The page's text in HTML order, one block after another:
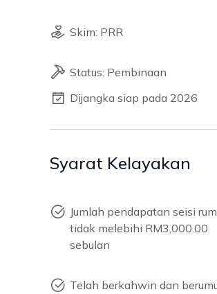
Skim: PRR
Status: Pembinaan
Dijangka siap pada 2026
Syarat Kelayakan
Jumlah pendapatan seisi
tidak melebihi RM3,000.00
sebulan
Telah berkahwin dan